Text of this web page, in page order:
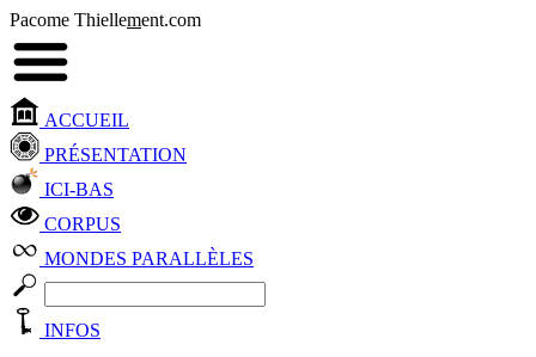
Pacome Thiellement.com
ACCUEIL
PRÉSENTATION
ICI-BAS
CORPUS
MONDES PARALLÈLES
INFOS